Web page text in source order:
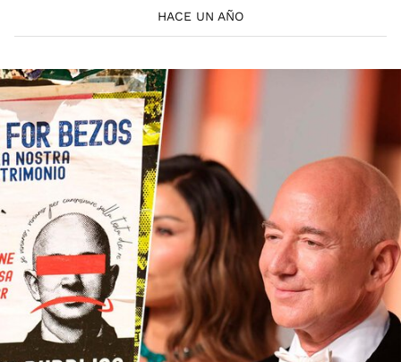
HACE UN AÑO